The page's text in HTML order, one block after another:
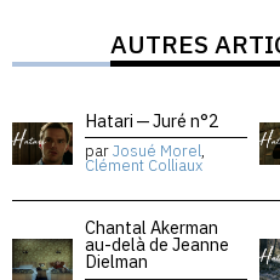
AUTRES
Hatari — Juré n°2
parJosué Morel,
Clément Colliaux
Chantal Akerman
au-delà de Jeanne
Dielman